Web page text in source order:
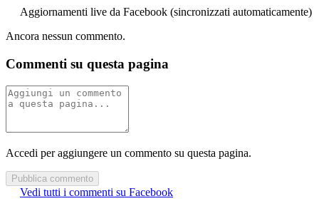
Aggiornamenti live da Facebook (sincronizzati automaticamente)
Ancora nessun commento.
Commenti su questa pagina
Accedi per aggiungere un commento su questa pagina.
Pubblica commento
Vedi tutti i commenti su Facebook